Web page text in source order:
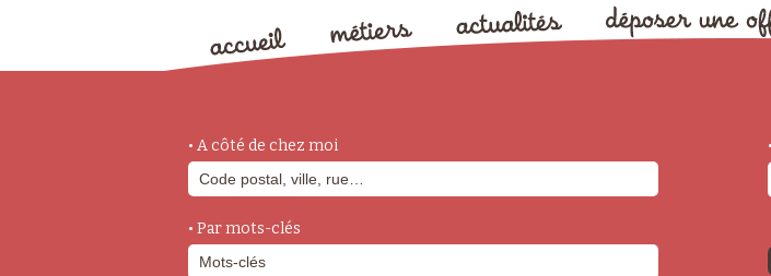
• A côté de chez moi
• Par mots-clés